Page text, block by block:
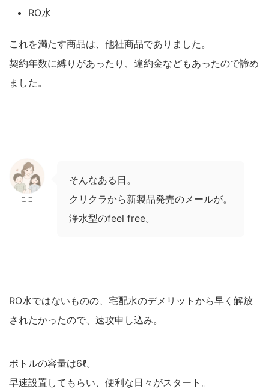
RO水
これを満たす商品は、他社商品でありました。
契約年数に縛りがあったり、違約金などもあったので諦め
ました。
ここ
そんなある日。
クリクラから新製品発売のメールが。
浄水型のfeel free。
RO水ではないものの、宅配水のデメリットから早く解放
されたかったので、速攻申し込み。
ボトルの容量は6ℓ。
早速設置してもらい、便利な日々がスタート。